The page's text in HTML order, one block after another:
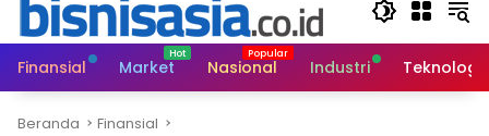
Finansial Market Nasional Industri Teknologi
Beranda Finansial